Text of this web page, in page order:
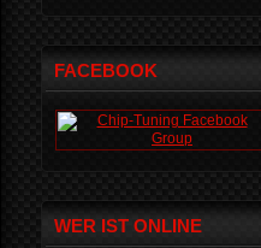
FACEBOOK
WER IST ONLINE